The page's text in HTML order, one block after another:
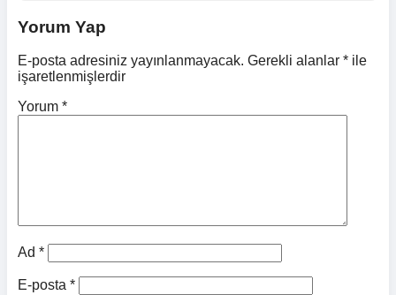
Yorum Yap
E-posta adresiniz yayınlanmayacak. Gerekli alanlar * ile
işaretlenmişlerdir
Yorum *
Ad *
E-posta *